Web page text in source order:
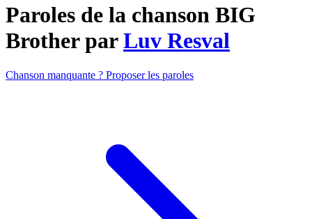
Paroles de la chanson BIG
Brother parLuv Resval
Chanson manquante ? Proposer les paroles